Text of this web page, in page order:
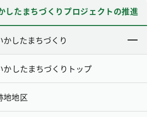
したまちづくりプロジェクトの推進
したまちづくり
かしたまちづくりトップ
地地区